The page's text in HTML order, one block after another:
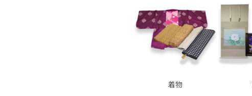
着物